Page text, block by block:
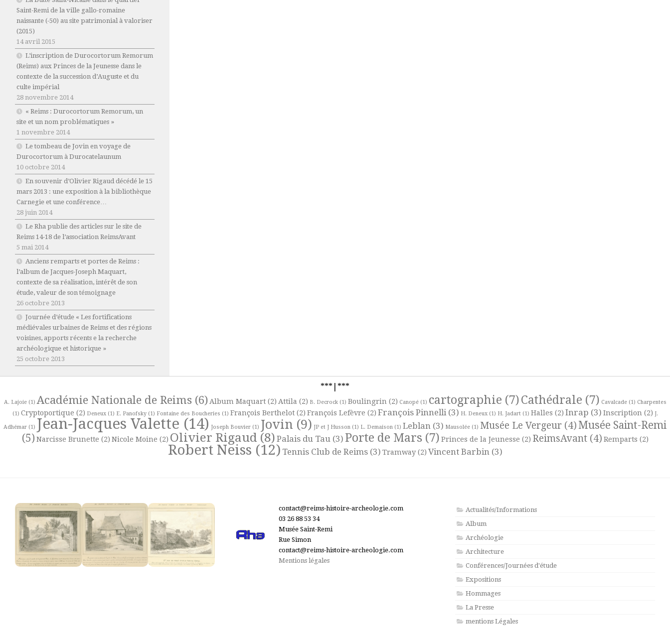
Saint-Remi de la ville gallo-romaine
naissante (-50) au site patrimonial à valoriser
(2015)
14 avril 2015
L’inscription de Durocortorum Remorum
(Reims) aux Princes de la Jeunesse dans le
contexte de la succession d’Auguste et du
culte impérial
28 novembre 2014
« Reims : Durocortorum Remorum, un
site et un nom problématiques »
1 novembre 2014
Le tombeau de Jovin en voyage de
Durocortorum à Durocatelaunum
10 octobre 2014
En souvenir d’Olivier Rigaud décédé le 15
mars 2013 : une exposition à la bibliothèque
Carnegie et une conférence…
28 juin 2014
Le Rha publie des articles sur le site de
Reims 14-18 de l’association ReimsAvant
5 mai 2014
Anciens remparts et portes de Reims :
l’album de Jacques-Joseph Maquart,
contexte de sa réalisation, intérêt de son
étude, valeur de son témoignage
26 octobre 2013
Journée d’étude « Les fortifications
médiévales urbaines de Reims et des régions
voisines, apports récents e la recherche
archéologique et historique »
25 octobre 2013
***|***
A. Lajoie(1) Académie Nationale de Reims (6) Album Maquart(2) Attila (2) B. Decrock(1) Boulingrin(2) Canopé(1) cartographie (7)Cathédrale (7) Cavalcade(1) Charpentes
(1) Cryptoportique (2) Deneux(1) E. Panofsky(1) Fontaine des Boucheries (1) François Berthelot(2) François Lefèvre (2) François Pinnelli(3) H. Deneux(1) H. Jadart(1) Halles (2) Inrap (3) Inscription(2) J.
Adhémar (1) Jean-Jacques Valette (14) Joseph Bouvier (1) Jovin (9) JP et J Husson (1) L. Demaison (1) Leblan (3) Mausolée (1) Musée Le Vergeur (4) Musée Saint-Remi
(5) Narcisse Brunette (2) Nicole Moine (2) Olivier Rigaud(8) Palais du Tau(3) Porte de Mars(7) Princes de la Jeunesse (2) ReimsAvant(4) Remparts (2)
Robert Neiss (12) Tennis Club de Reims(3) Tramway(2) Vincent Barbin(3)
contact@reims-histoire-archeologie.com
03 26 88 53 34
Musée Saint-Remi
Rue Simon
contact@reims-histoire-archeologie.com
Mentions légales
Actualités/Informations
Album
Archéologie
Architecture
Conférences/Journées d'étude
Expositions
Hommages
La Presse
mentions Légales